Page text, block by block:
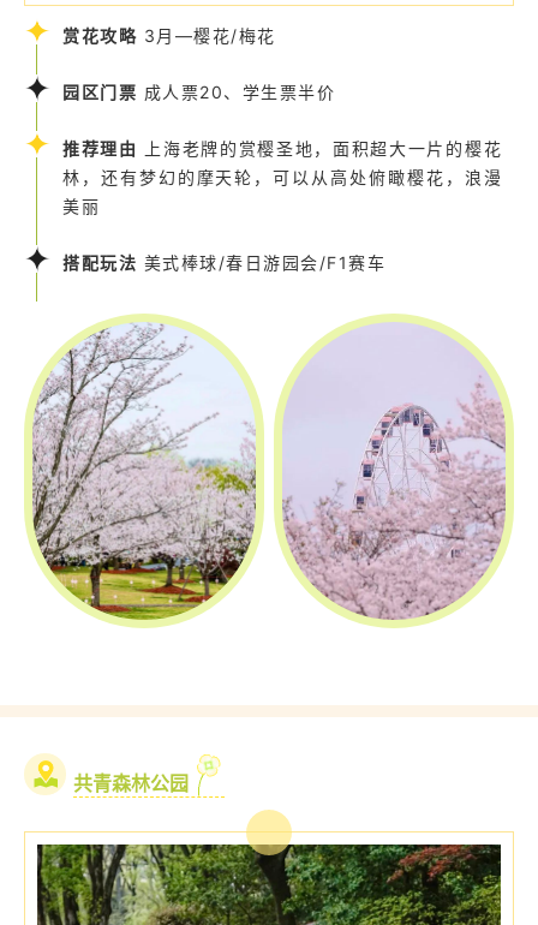
赏花攻略 3月—樱花/梅花
园区门票 成人票20、学生票半价
推荐理由
上海老牌的赏樱圣地，面积超大一片的樱花
林，还有梦幻的摩天轮，可以从高处俯瞰樱花，浪漫
美丽
搭配玩法 美式棒球/春日游园会/F1赛车
共青森林公园